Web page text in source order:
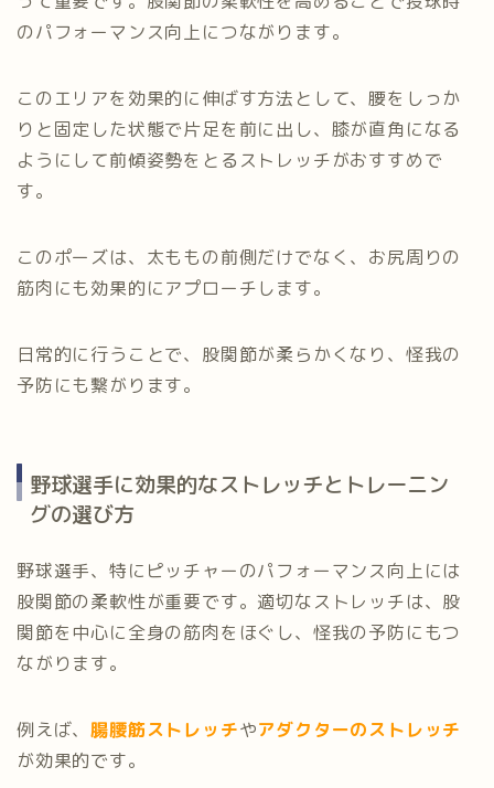
のパフォーマンス向上につながります。
このエリアを効果的に伸ばす方法として、腰をしっか
りと固定した状態で片足を前に出し、膝が直角になる
ようにして前傾姿勢をとるストレッチがおすすめで
す。
このポーズは、太ももの前側だけでなく、お尻周りの
筋肉にも効果的にアプローチします。
日常的に行うことで、股関節が柔らかくなり、怪我の
予防にも繋がります。
野球選手に効果的なストレッチとトレーニン
グの選び方
野球選手、特にピッチャーのパフォーマンス向上には
股関節の柔軟性が重要です。適切なストレッチは、股
関節を中心に全身の筋肉をほぐし、怪我の予防にもつ
ながります。
例えば、腸腰筋ストレッチやアダクターのストレッチ
が効果的です。